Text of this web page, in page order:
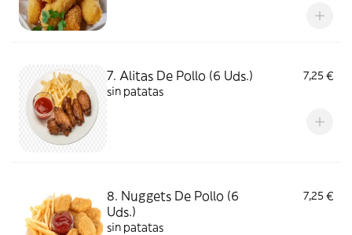
7. Alitas De Pollo (6 Uds.)
7,25 €
sin patatas
8. Nuggets De Pollo (6
Uds.)
7,25 €
sin patatas